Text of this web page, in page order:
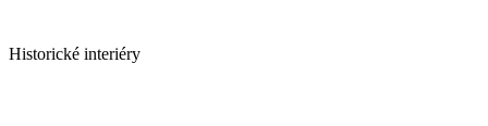
Historické interiéry